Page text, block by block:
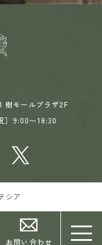
お問い合わせ
樹モールプラザ2F
］9:00〜18:30
シア